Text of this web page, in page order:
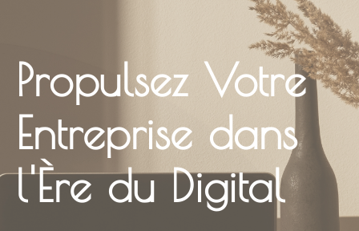
Propulsez Votre
Entreprise dans
l'Ère du Digital